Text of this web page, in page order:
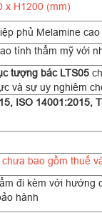
x H1200 (mm)
phủ Melamine
tính thẩm mỹ với
tượng bác LTS05
và sự uy nghiêm
ISO 14001:2015,
bao gồm thuế
đi kèm với hướng
hành